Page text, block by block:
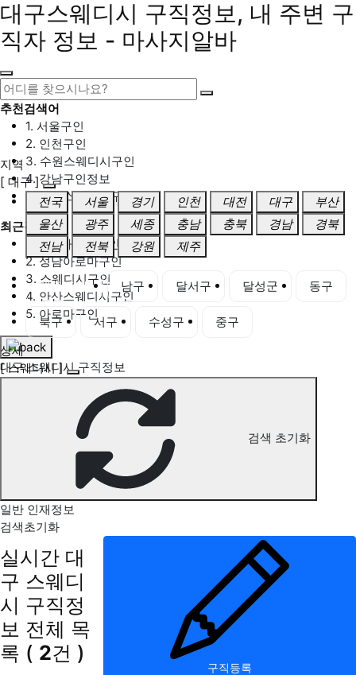
대구스웨디시 구직정보, 내 주변 구
직자 정보 - 마사지알바
추천검색어
1. 서울구인
2. 인천구인
3. 수원스웨디시구인
4. 강남구인정보
5. 동탄스웨디시구인
최근검색어
1. 일산마사지구인
2. 성남아로마구인
3. 스웨디시구인
4. 안산스웨디시구인
5. 아로마구인
대구 스웨디시 구직정보
지역
[ 대구 ]
전국
서울 경기 인천 대전 대구
부산
울산
광주 세종 충남 충북 경남
경북
전남
전북 강원 제주
대구 전체 남구 달서구 달성군 동구
북구 서구 수성구
중구
상세
[ 스웨디시 ]
검색 초기화
일반 인재정보
검색초기화
실시간 대
구 스웨디
시 구직정
보 전체 목
록 ( 2건 )
구직등록